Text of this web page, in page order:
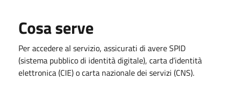
Cosa serve
Per accedere al servizio, assicurati di avere SPID
(sistema pubblico di identità digitale), carta d’identità
elettronica (CIE) o carta nazionale dei servizi (CNS).